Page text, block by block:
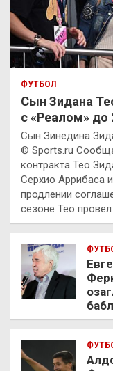
ФУТБОЛ
Сын Зидана
с «Реалом» до
Сын Зинедина
© Sports.ru
контракта Тео
Серхио Аррибаса
продлении
сезоне Тео